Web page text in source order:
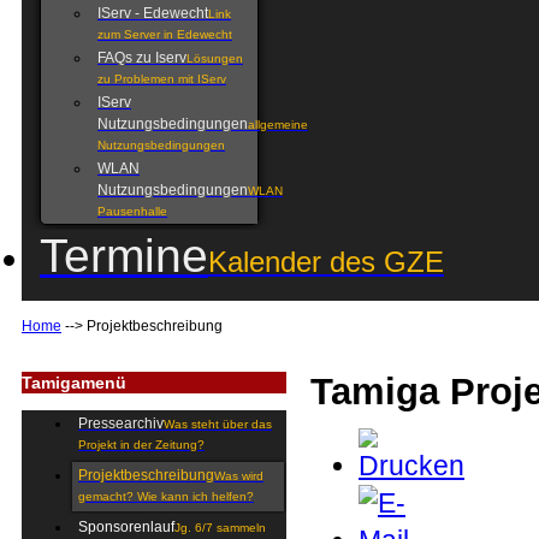
IServ - EdewechtLink
zum Server in Edewecht
FAQs zu IservLösungen
zu Problemen mit IServ
IServ
Nutzungsbedingungenallgemeine
Nutzungsbedingungen
WLAN
NutzungsbedingungenWLAN
Pausenhalle
TermineKalender des GZE
Home --> Projektbeschreibung
Tamiga
Tamigamenü
PressearchivWas steht über das
Projekt in der Zeitung?
ProjektbeschreibungWas wird
gemacht? Wie kann ich helfen?
SponsorenlaufJg. 6/7 sammeln